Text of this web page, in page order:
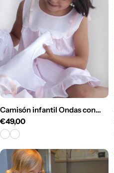
ó
n
:
Camisón infantil Ondas con
Jaretas
Precio
habitual
€49,00